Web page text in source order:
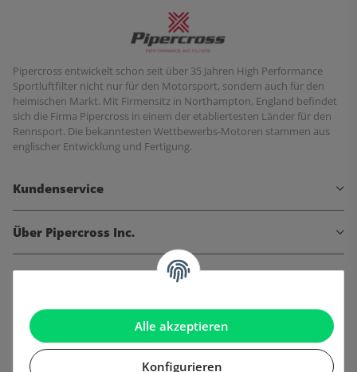
Alle akzeptieren
Konfigurieren
Pipercross entwickelt schon seit über 35 Jahren High Performance
Sportluftfilter nicht nur für den Motorsport, sondern auch für den
heimischen Markt. Mit Firmensitz in Northampton, England befindet
sich die Firma Pipercross in einem der etabliertesten Länder für den
Rennsport. Die bekanntesten Wettbewerbs-Motoren stammen aus
englischer Entwicklung und Fertigung.
Kundenservice
Über Pipercross Inc.
Informationen
Gesetzliche Informationen